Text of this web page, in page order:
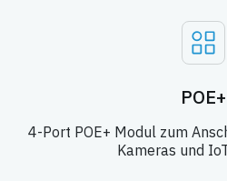
POE+
4-Port POE+ Modul zum
Kameras und